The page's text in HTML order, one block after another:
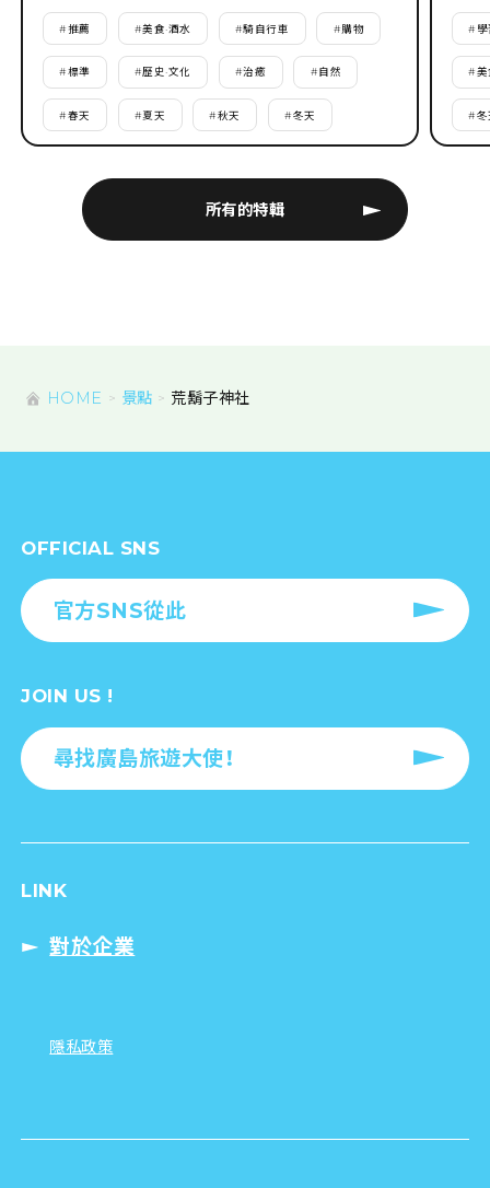
所有的特輯
#推薦 #美食·酒水 #騎自行車 #購物
#標準 #歷史·文化 #治癒 #自然
#春天 #夏天 #秋天 #冬天
# 學
#美
#冬
HOME 景點 荒鬍子神社
OFFICIAL SNS
官方SNS從此
JOIN US !
尋找廣島旅遊大使！
LINK
對於企業
隱私政策